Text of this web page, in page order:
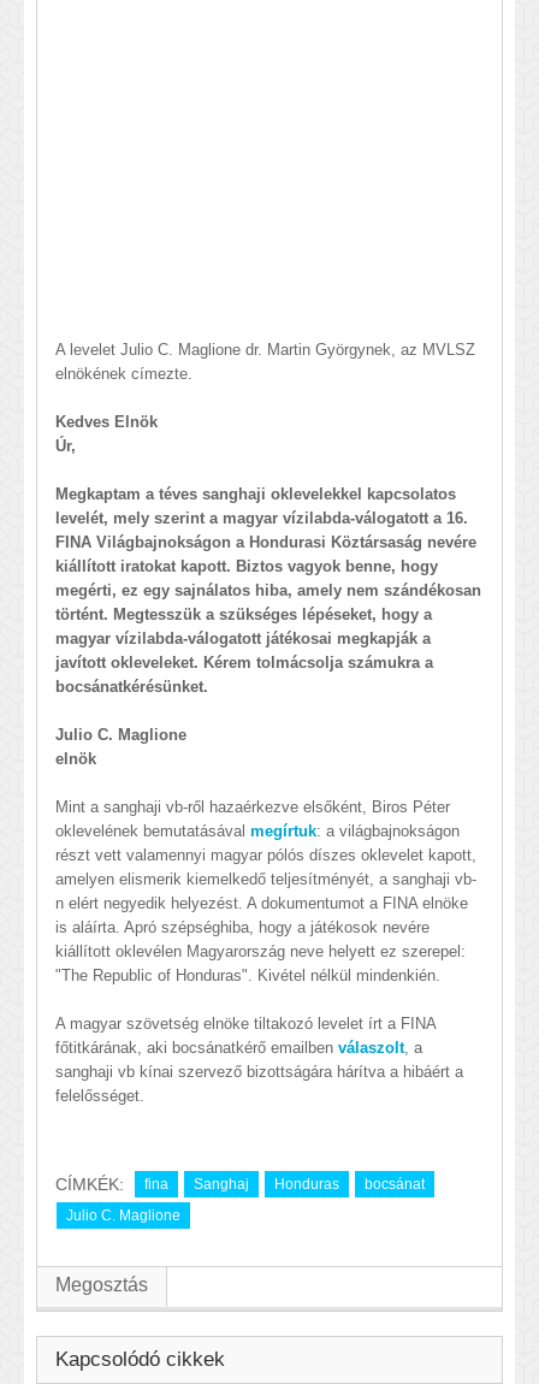
A levelet Julio C. Maglione dr. Martin Györgynek, az MVLSZ
elnökének címezte.
Kedves Elnök
Úr,
Megkaptam a téves sanghaji oklevelekkel kapcsolatos
levelét, mely szerint a magyar vízilabda-válogatott a 16.
FINA Világbajnokságon a Hondurasi Köztársaság nevére
kiállított iratokat kapott. Biztos vagyok benne, hogy
megérti, ez egy sajnálatos hiba, amely nem szándékosan
történt. Megtesszük a szükséges lépéseket, hogy a
magyar vízilabda-válogatott játékosai megkapják a
javított okleveleket. Kérem tolmácsolja számukra a
bocsánatkérésünket.
Julio C. Maglione
elnök
Mint a sanghaji vb-ről hazaérkezve elsőként, Biros Péter
oklevelének bemutatásával megírtuk: a világbajnokságon
részt vett valamennyi magyar pólós díszes oklevelet kapott,
amelyen elismerik kiemelkedő teljesítményét, a sanghaji vb-
n elért negyedik helyezést. A dokumentumot a FINA elnöke
is aláírta. Apró szépséghiba, hogy a játékosok nevére
kiállított oklevélen Magyarország neve helyett ez szerepel:
"The Republic of Honduras". Kivétel nélkül mindenkién.
A magyar szövetség elnöke tiltakozó levelet írt a FINA
főtitkárának, aki bocsánatkérő emailben válaszolt, a
sanghaji vb kínai szervező bizottságára hárítva a hibáért a
felelősséget.
CÍMKÉK: fina Sanghaj Honduras
bocsánat
Julio C. Maglione
Megosztás
Kapcsolódó cikkek